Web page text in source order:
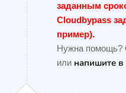
заданным
Cloudbypass
пример).
Нужна помощь?
или напишите